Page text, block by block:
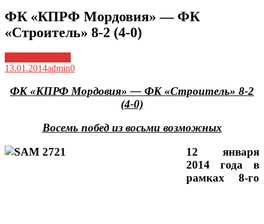
ФК «КПРФ Мордовия» — ФК
«Строитель» 8-2 (4-0)
13.01.2014admin0
ФК «КПРФ Мордовия» — ФК «Строитель» 8-2
(4-0)
Восемь побед из восьми возможных
12 января
2014 года в
рамках 8-го